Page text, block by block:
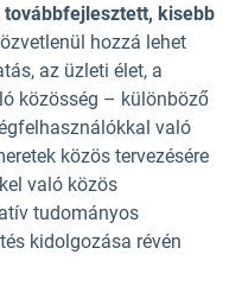
kisebb
hozzá lehet
az üzleti élet, a
közösség – különböző
való
közös tervezésére
való közös
tudományos
kidolgozása révén